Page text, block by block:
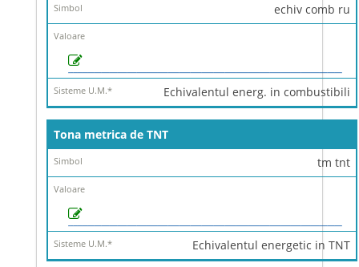
echiv comb ru
Echivalentul energ. in combustibili
Tona metrica de TNT
tm tnt
Echivalentul energetic in TNT